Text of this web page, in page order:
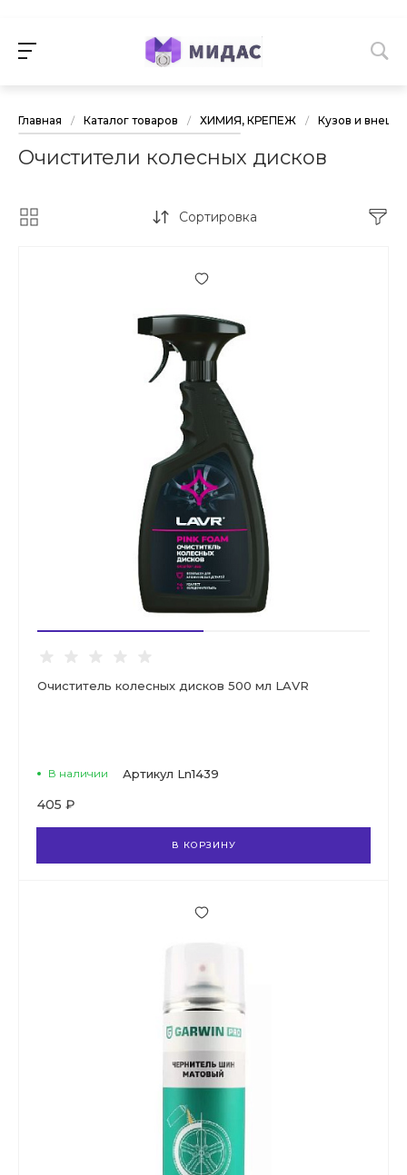
Главная / Каталог товаров / ХИМИЯ, КРЕПЕЖ / Кузов и
Очистители колесных дисков
Сортировка
Очиститель колесных дисков 500 мл LAVR
В наличии Артикул Ln1439
405 ₽
В КОРЗИНУ